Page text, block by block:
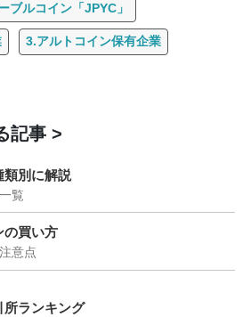
ブルコイン「JPYC」
3.アルトコイン保有企業
記事
類別に解説
覧
の買い方
意点
所ランキング